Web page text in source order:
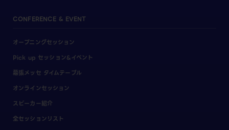
CONFERENCE & EVENT
オープニングセッション
Pick up セッション&イベント
幕張メッセ タイムテーブル
オンラインセッション
スピーカー紹介
全セッションリスト